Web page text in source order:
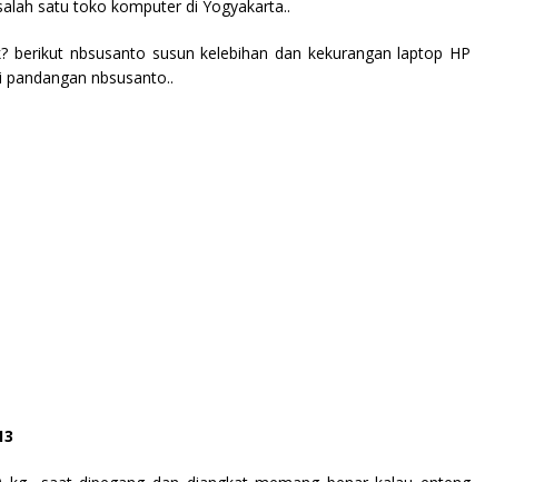
satu toko komputer di Yogyakarta..
berikut nbsusanto susun kelebihan dan kekurangan laptop HP
nbsusanto..